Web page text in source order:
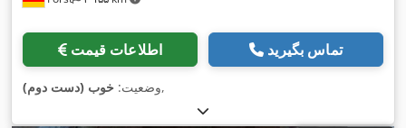
اطلاعات قیمت تماس بگیرید
وضعیت: خوب (دست دوم) ,